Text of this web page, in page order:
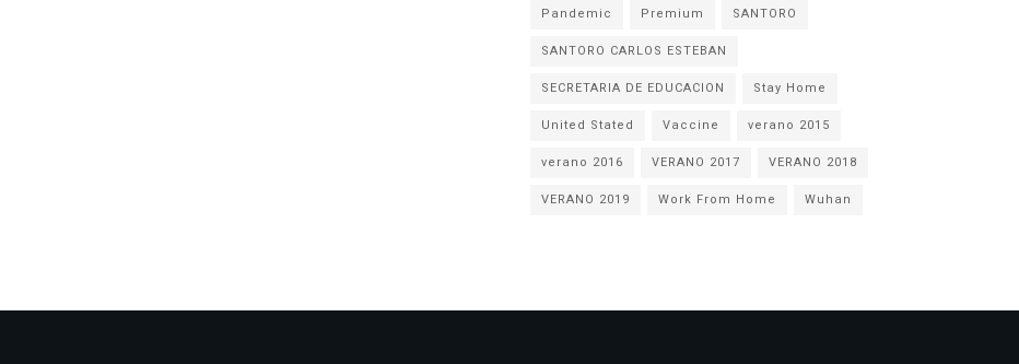
Pandemic
Premium
SANTORO
SANTORO CARLOS ESTEBAN
SECRETARIA DE EDUCACION
Stay Home
United Stated
Vaccine
verano 2015
verano 2016
VERANO 2017
VERANO 2018
VERANO 2019
Work From Home Wuhan